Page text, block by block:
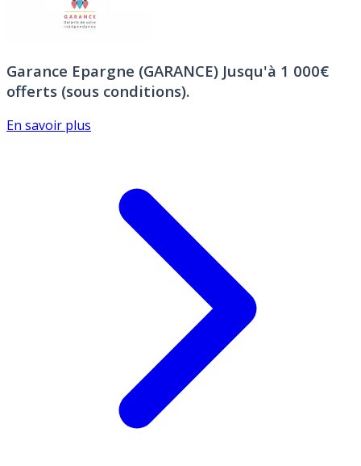
Garance Epargne (GARANCE) Jusqu'à 1 000€
offerts (sous conditions).
En savoir plus